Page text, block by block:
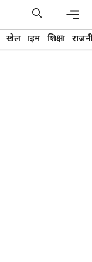
खेल क्राइम शिक्षा